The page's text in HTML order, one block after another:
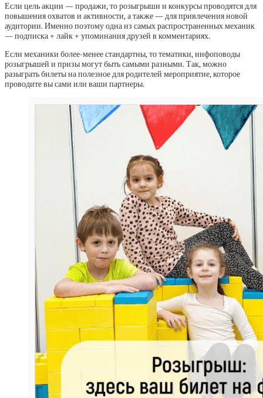
Если цель акции — продажи, то розыгрыши и конкурсы проводятся для
повышения охватов и активности, а также — для привлечения новой
аудитории. Именно поэтому одна из самых распространенных механик
— подписка + лайк + упоминания друзей в комментариях.
Если механики более-менее стандартны, то тематики, инфоповоды
розыгрышей и призы могут быть самыми разными. Так, можно
разыграть билеты на полезное для родителей мероприятие, которое
проводите вы сами или ваши партнеры.